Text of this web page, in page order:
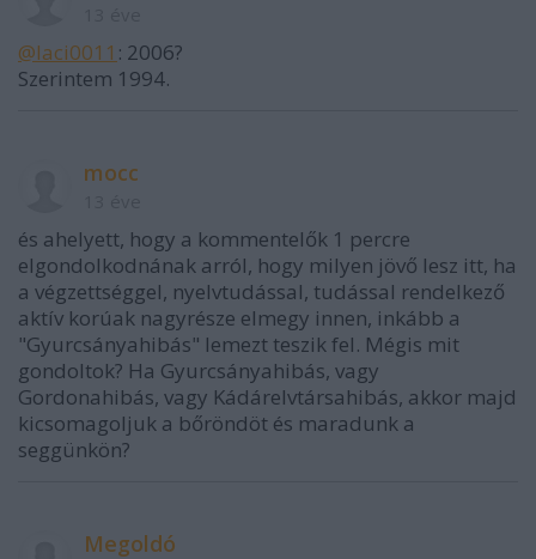
@laci0011 : 2006?
Szerintem 1994.
mocc
és ahelyett, hogy a kommentelők 1 percre
elgondolkodnának arról, hogy milyen jövő lesz itt, ha
a végzettséggel, nyelvtudással, tudással rendelkező
aktív korúak nagyrésze elmegy innen, inkább a
"Gyurcsányahibás" lemezt teszik fel. Mégis mit
gondoltok? Ha Gyurcsányahibás, vagy
Gordonahibás, vagy Kádárelvtársahibás, akkor majd
kicsomagoljuk a bőröndöt és maradunk a
seggünkön?
Megoldó